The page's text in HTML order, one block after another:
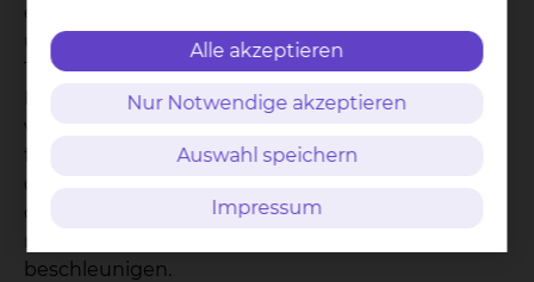
etablieren, setzen wir auf direkte Informations-
und Kommunikationswege von Online-
Terminkalender bis mobiles Infosystem. Auch die
Kommunikation mit niedergelassenen ÄrztInnen
vertiefen wir auf diesem Weg und garantieren so
für umfassende Fürsorge vor, während und nach
dem Klinikaufenthalt. Am 01. Juli 2018 gründete
das Klinikum die Tochtergesellschaft
beschleunigen.
Alle akzeptieren
Nur Notwendige akzeptieren
Auswahl speichern
Impressum